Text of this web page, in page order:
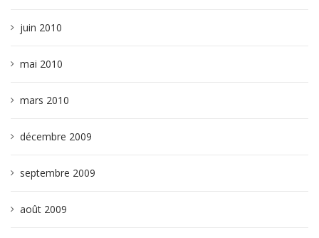
juin 2010
mai 2010
mars 2010
décembre 2009
septembre 2009
août 2009